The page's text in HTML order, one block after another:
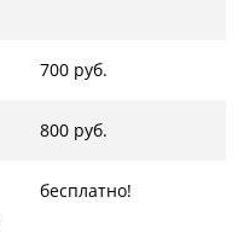
700 руб.
800 руб.
бесплатно!